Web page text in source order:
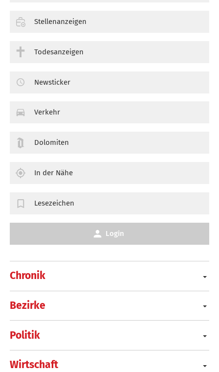
Chronik
Bezirke
Politik
Wirtschaft
Stellenanzeigen
Todesanzeigen
Newsticker
Verkehr
Dolomiten
In der Nähe
Lesezeichen
Login